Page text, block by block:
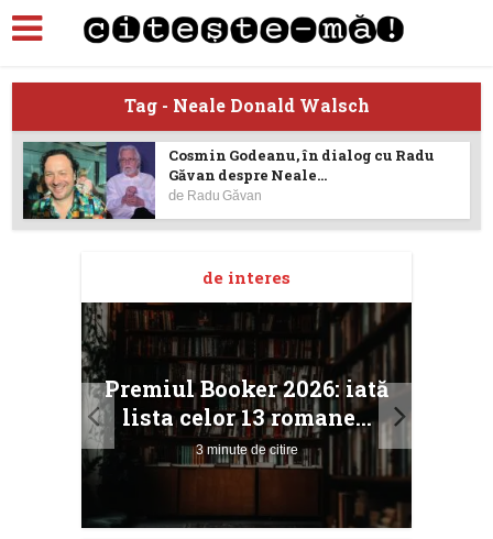
Tag - Neale Donald Walsch
Cosmin Godeanu, în dialog cu Radu
Găvan despre Neale...
de Radu Găvan
de interes
Premiul Booker 2026: iată
lista celor 13 romane...
3 minute de citire